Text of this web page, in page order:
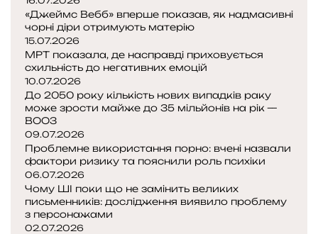
л
ь
н
і
з
в
’
я
з
к
и
г
і
в
і
с
в
і
т
у
о
ж
к
р
і
з
ь
к
о
л
ь
о
р
и
,
с
к
о
ю
л
ю
д
с
т
в
а
?
«Джеймс Вебб» вперше показав, як надмасивні
чорні діри отримують матерію
15.07.2026
МРТ показала, де насправді приховується
схильність до негативних емоцій
10.07.2026
До 2050 року кількість нових випадків раку
може зрости майже до 35 мільйонів на рік —
ВООЗ
09.07.2026
Проблемне використання порно: вчені назвали
фактори ризику та пояснили роль психіки
06.07.2026
Чому ШІ поки що не замінить великих
письменників: дослідження виявило проблему
з персонажами
02.07.2026